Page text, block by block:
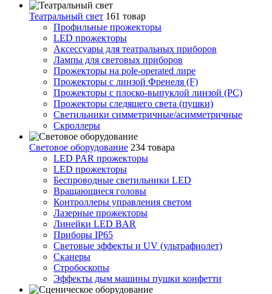
Театральный свет 161 товар
Профильные прожекторы
LED прожекторы
Аксессуары для театральных приборов
Лампы для световых приборов
Прожекторы на pole-operated лире
Прожекторы с линзой Френеля (F)
Прожекторы с плоско-выпуклой линзой (PC)
Прожекторы следящего света (пушки)
Светильники симметричные/асимметричные
Скроллеры
Световое оборудование 234 товара
LED PAR прожекторы
LED прожекторы
Беспроводные светильники LED
Вращающиеся головы
Контроллеры управления светом
Лазерные прожекторы
Линейки LED BAR
Приборы IP65
Световые эффекты и UV (ультрафиолет)
Сканеры
Стробоскопы
Эффекты дым машины пушки конфетти